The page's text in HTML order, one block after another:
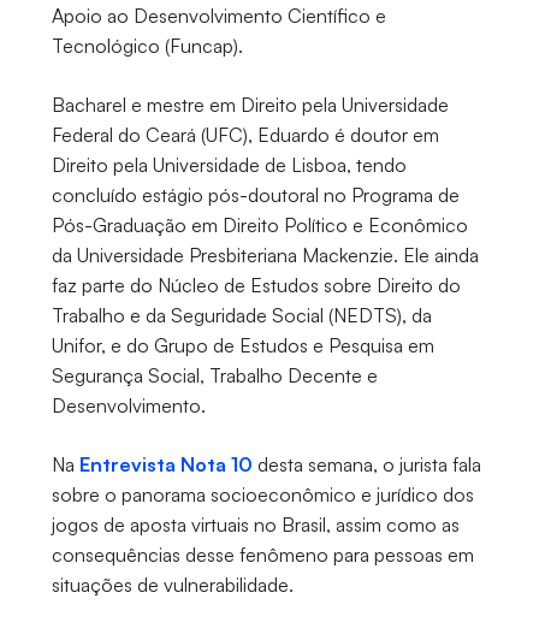
Apoio ao Desenvolvimento Científico e
Tecnológico (Funcap).
Bacharel e mestre em Direito pela Universidade
Federal do Ceará (UFC), Eduardo é doutor em
Direito pela Universidade de Lisboa, tendo
concluído estágio pós-doutoral no Programa de
Pós-Graduação em Direito Político e Econômico
da Universidade Presbiteriana Mackenzie. Ele ainda
faz parte do Núcleo de Estudos sobre Direito do
Trabalho e da Seguridade Social (NEDTS), da
Unifor, e do Grupo de Estudos e Pesquisa em
Segurança Social, Trabalho Decente e
Desenvolvimento.
Na Entrevista Nota 10 desta semana, o jurista fala
sobre o panorama socioeconômico e jurídico dos
jogos de aposta virtuais no Brasil, assim como as
consequências desse fenômeno para pessoas em
situações de vulnerabilidade.